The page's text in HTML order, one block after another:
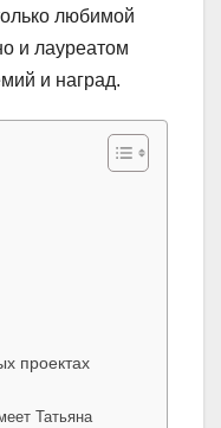
любимой
и лауреатом
и наград.
проектах
Татьяна